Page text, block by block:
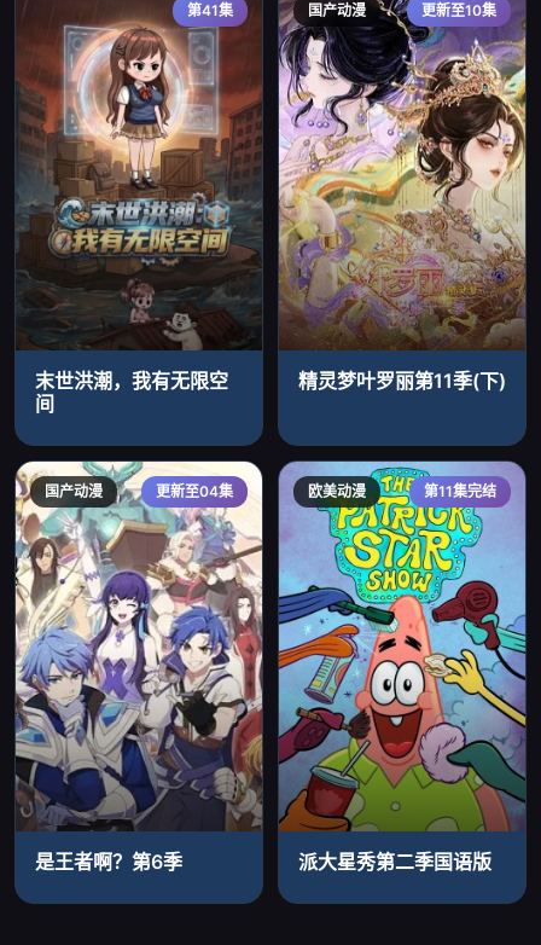
第41集
末世洪潮，我有无限空
间
国产动漫 更新至10集
精灵梦叶罗丽第11季(下)
国产动漫 更新至04集
是王者啊？第6季
欧美动漫 第11集完结
派大星秀第二季国语版